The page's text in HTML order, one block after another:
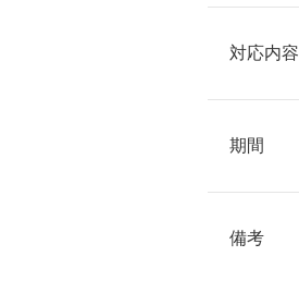
対応内容
期間
備考